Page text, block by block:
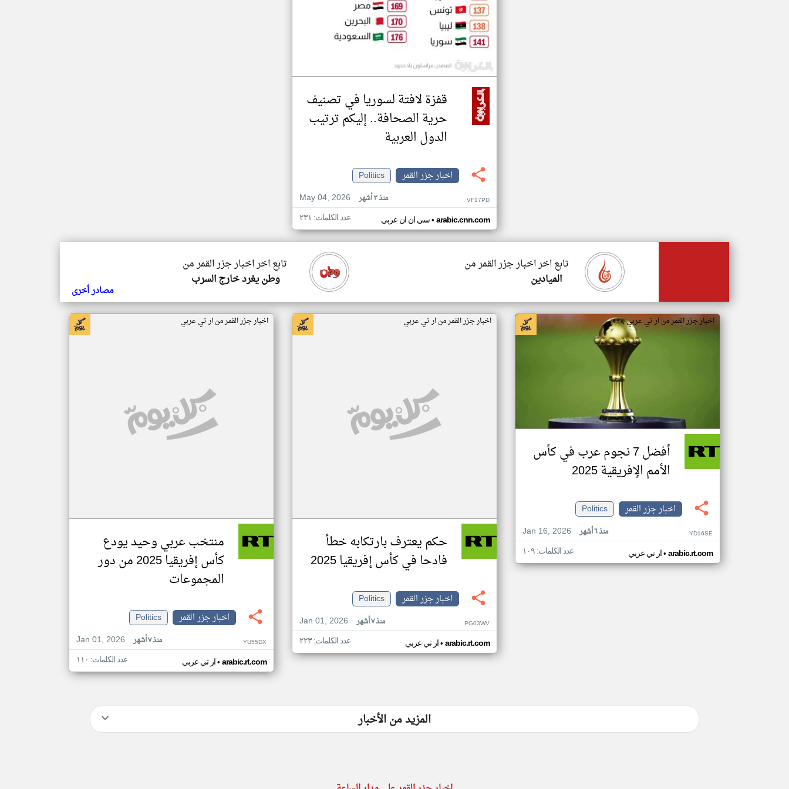
قفزة لافتة لسوريا في تصنيف
حرية الصحافة.. إليكم ترتيب
الدول العربية
اخبار جزر القمر
Politics
May 04, 2026
منذ ٣ أشهر VF17PD
سي ان ان عربي• arabic.cnn.com عدد الكلمات: ٢٣١
تابع اخر اخبار جزر القمر من
وطن يغرد خارج السرب
تابع اخر اخبار جزر القمر من
الميادين
مصادر أخرى
اخبار جزر القمر من ار تي عربي
أفضل 7 نجوم عرب في كأس
الأمم الإفريقية 2025
اخبار جزر القمر
Politics
Jan 16, 2026
منذ ٦ أشهر YD16SE
ار تي عربي• arabic.rt.com عدد الكلمات: ١٠٩
اخبار جزر القمر من ار تي عربي
حكم يعترف بارتكابه خطأ
فادحا في كأس إفريقيا 2025
اخبار جزر القمر
Politics
Jan 01, 2026
منذ ٧ أشهر PG03WV
ار تي عربي• arabic.rt.com عدد الكلمات: ٢٢٣
اخبار جزر القمر من ار تي عربي
منتخب عربي وحيد يودع
كأس إفريقيا 2025 من دور
المجموعات
اخبار جزر القمر
Politics
Jan 01, 2026
منذ ٧ أشهر YU55DX
ار تي عربي• arabic.rt.com عدد الكلمات: ١١٠
المزيد من الأخبار